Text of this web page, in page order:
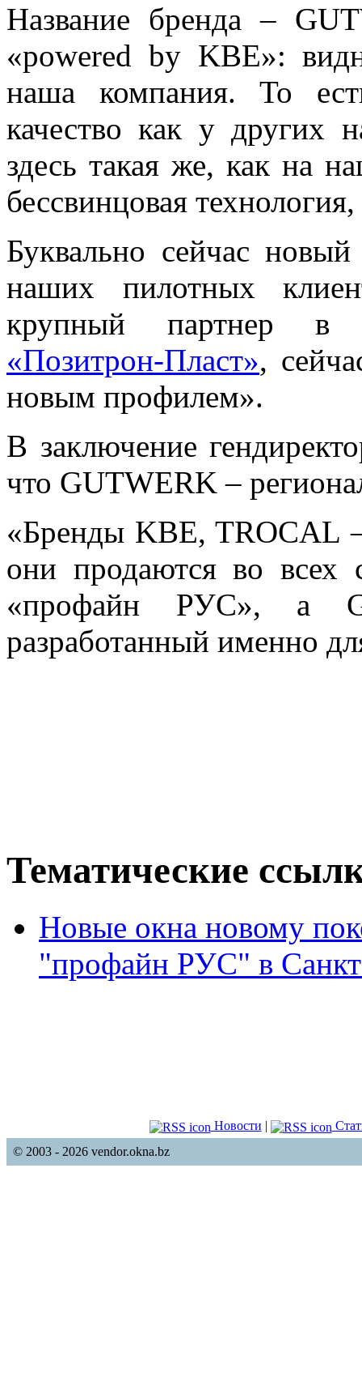
Название бренда –
«powered by KBE»:
наша компания. То
качество как у других
здесь такая же, как на
бессвинцовая
Буквально сейчас
наших пилотных
крупный партнер в
«Позитрон-Пласт»,
новым профилем».
В заключение
что GUTWERK –
«Бренды KBE, TROCAL
они продаются во всех
«профайн РУС», а
разработанный именно
Тематические
Новые окна новому
"профайн РУС" в
Новости |
© 2003 - 2026 vendor.okna.bz